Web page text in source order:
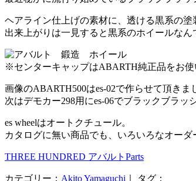
ヘアライン仕上げの素材に、透ける黒系の塗
出来上がりは一見すると黒系のホイールな
※センターキャップはABARTH純正品をお使
画像のABARTH500はes-02で作らせて頂き
次はデモカー298用にes-06でブラックブラ
es wheelはオートクチュール。
カタログに無い商品でも、いろいろなオー
THREE HUNDRED アバルトParts
カテゴリー： Akito Yamaguchi ｜ タグ：